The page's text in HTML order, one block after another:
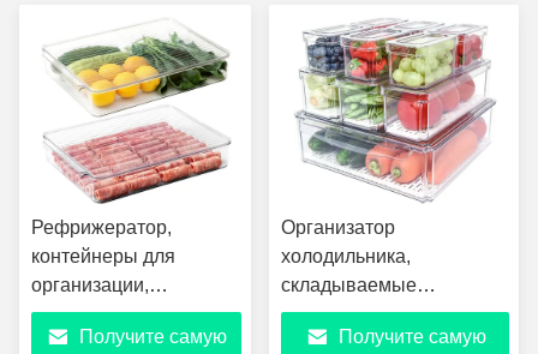
Рефрижератор,
контейнеры для
организации,
контейнер для
хранения продуктов с
Получите самую
Организатор
холодильника,
складываемые
контейнеры для
организацииПолучите самую